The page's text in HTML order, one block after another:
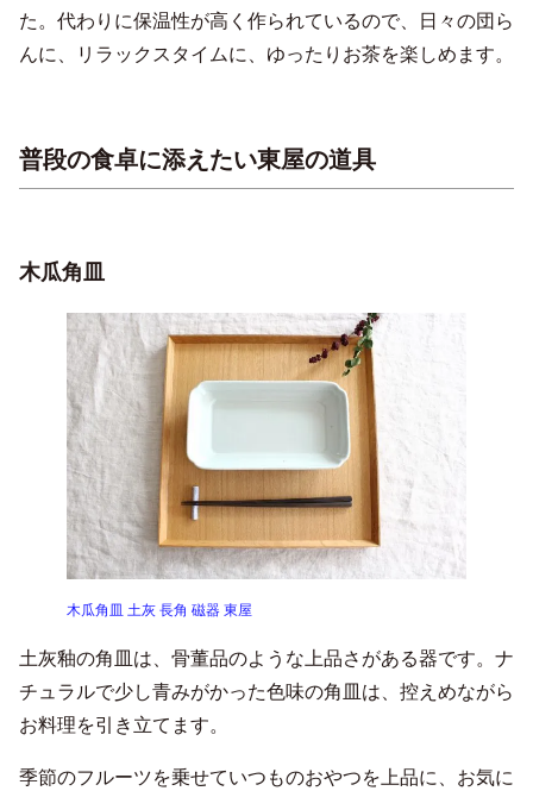
た。代わりに保温性が高く作られているので、日々の団ら
んに、リラックスタイムに、ゆったりお茶を楽しめます。
普段の食卓に添えたい東屋の道具
木瓜角皿
木瓜角皿 土灰 長角 磁器 東屋
土灰釉の角皿は、骨董品のような上品さがある器です。ナ
チュラルで少し青みがかった色味の角皿は、控えめながら
お料理を引き立てます。
季節のフルーツを乗せていつものおやつを上品に、お気に